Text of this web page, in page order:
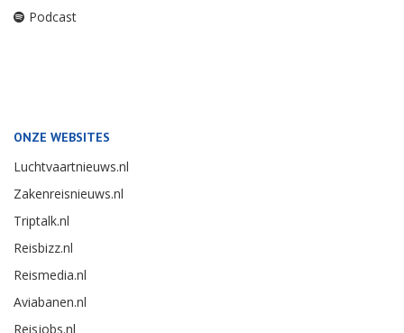
Podcast
ONZE WEBSITES
Luchtvaartnieuws.nl
Zakenreisnieuws.nl
Triptalk.nl
Reisbizz.nl
Reismedia.nl
Aviabanen.nl
Reisjobs.nl